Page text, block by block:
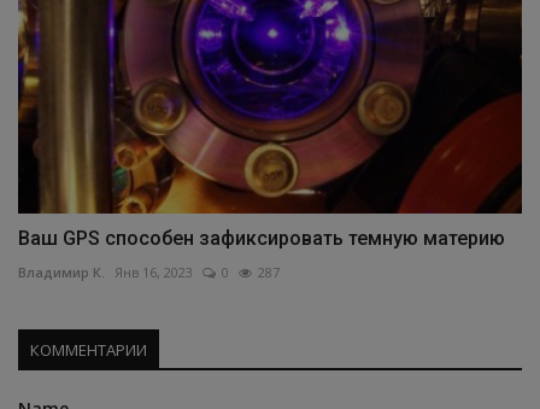
Ваш GPS способен зафиксировать темную материю
Владимир К. Янв 16, 2023 0 287
КОММЕНТАРИИ